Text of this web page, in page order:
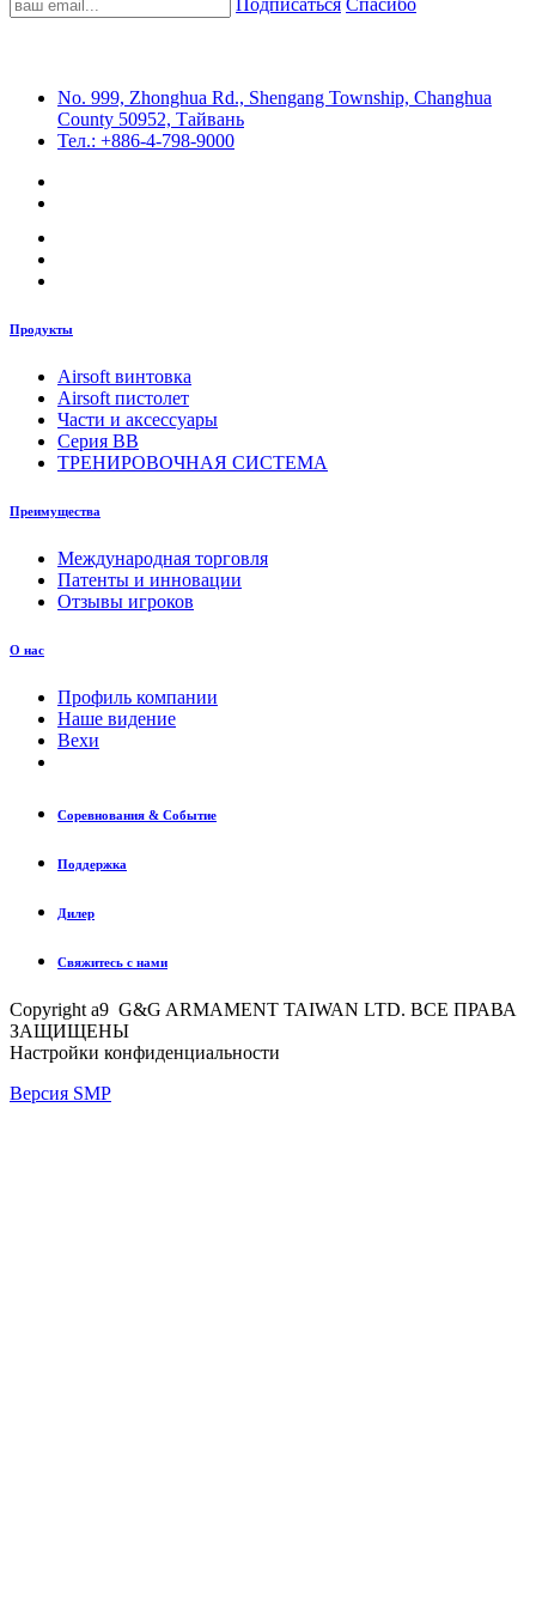
Подписаться Спасибо
No. 999, Zhonghua Rd., Shengang Township, Changhua
County 50952, Тайвань
Тел.: +886-4-798-9000
Продукты
Airsoft винтовка
Airsoft пистолет
Части и аксессуары
Серия BB
ТРЕНИРОВОЧНАЯ СИСТЕМА
Преимущества
Международная торговля
Патенты и инновации
Отзывы игроков
О нас
Профиль компании
Наше видение
Вехи
Соревнования & Событие
Поддержка
Дилер
Свяжитесь с нами
Copyright a9 G&G ARMAMENT TAIWAN LTD. ВСЕ ПРАВА
ЗАЩИЩЕНЫ
Настройки конфиденциальности
Версия SMP